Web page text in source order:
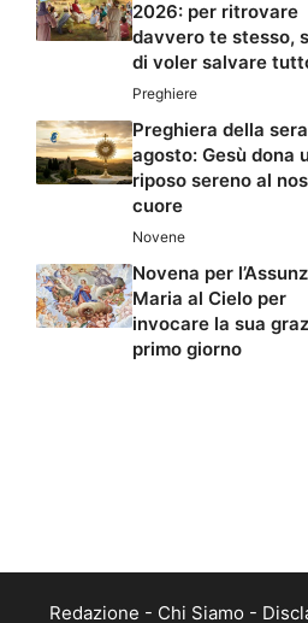
2026: per ritrovare
davvero te stesso,
di voler salvare
Preghiere
Preghiera della
agosto: Gesù dona
riposo sereno al
cuore
Novene
Novena per
Maria al Cielo per
invocare la sua
primo giorno
Redazione - Chi Siamo -